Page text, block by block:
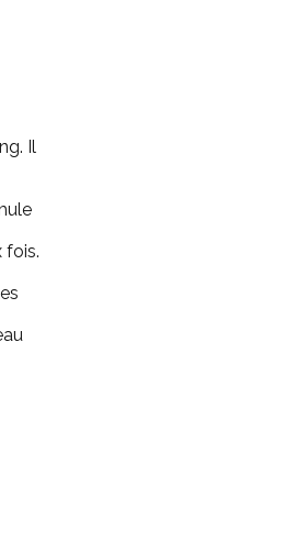
Il
fois.